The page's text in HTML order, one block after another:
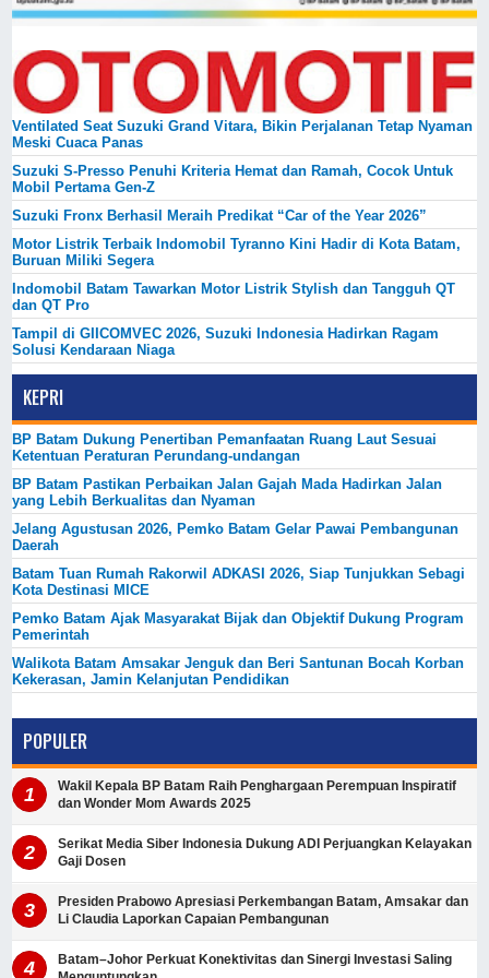
Ventilated Seat Suzuki Grand Vitara, Bikin Perjalanan Tetap Nyaman
Meski Cuaca Panas
Suzuki S-Presso Penuhi Kriteria Hemat dan Ramah, Cocok Untuk
Mobil Pertama Gen-Z
Suzuki Fronx Berhasil Meraih Predikat “Car of the Year 2026”
Motor Listrik Terbaik Indomobil Tyranno Kini Hadir di Kota Batam,
Buruan Miliki Segera
Indomobil Batam Tawarkan Motor Listrik Stylish dan Tangguh QT
dan QT Pro
Tampil di GIICOMVEC 2026, Suzuki Indonesia Hadirkan Ragam
Solusi Kendaraan Niaga
KEPRI
BP Batam Dukung Penertiban Pemanfaatan Ruang Laut Sesuai
Ketentuan Peraturan Perundang-undangan
BP Batam Pastikan Perbaikan Jalan Gajah Mada Hadirkan Jalan
yang Lebih Berkualitas dan Nyaman
Jelang Agustusan 2026, Pemko Batam Gelar Pawai Pembangunan
Daerah
Batam Tuan Rumah Rakorwil ADKASI 2026, Siap Tunjukkan Sebagi
Kota Destinasi MICE
Pemko Batam Ajak Masyarakat Bijak dan Objektif Dukung Program
Pemerintah
Walikota Batam Amsakar Jenguk dan Beri Santunan Bocah Korban
Kekerasan, Jamin Kelanjutan Pendidikan
POPULER
Wakil Kepala BP Batam Raih Penghargaan Perempuan Inspiratif
dan Wonder Mom Awards 2025
Serikat Media Siber Indonesia Dukung ADI Perjuangkan Kelayakan
Gaji Dosen
Presiden Prabowo Apresiasi Perkembangan Batam, Amsakar dan
Li Claudia Laporkan Capaian Pembangunan
Batam–Johor Perkuat Konektivitas dan Sinergi Investasi Saling